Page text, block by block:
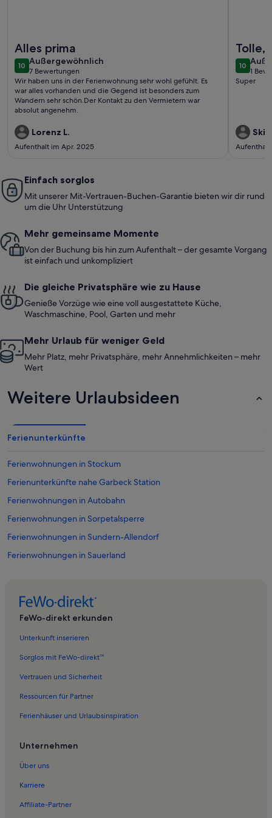
Alles prima
1010 von 10
Außergewöhnlich
außergewöhnlich
7 Bewertungen
(7
bewertungen)
Wir haben uns in der Ferienwohnung sehr wohl gefühlt. Es
war alles vorhanden und die Gegend ist besonders zum
Wandern sehr schön.Der Kontakt zu den Vermietern war
absolut angenehm.
Lorenz L.
Aufenthalt im Apr. 2025
Tolle,
1010 von
1
(1
Super
Aufenthalt
Einfach sorglos
Mit unserer Mit-Vertrauen-Buchen-Garantie bieten wir dir rund
um die Uhr Unterstützung
Mehr gemeinsame Momente
Von der Buchung bis hin zum Aufenthalt – der gesamte Vorgang
ist einfach und unkompliziert
Die gleiche Privatsphäre wie zu Hause
Genieße Vorzüge wie eine voll ausgestattete Küche,
Waschmaschine, Pool, Garten und mehr
Mehr Urlaub für weniger Geld
Mehr Platz, mehr Privatsphäre, mehr Annehmlichkeiten – mehr
Wert
Weitere Urlaubsideen
Ferienunterkünfte
Ferienwohnungen in Stockum
Ferienunterkünfte nahe Garbeck Station
Ferienwohnungen in Autobahn
Ferienwohnungen in Sorpetalsperre
Ferienwohnungen in Sundern-Allendorf
Ferienwohnungen in Sauerland
Ferienunterkünfte nahe Volkringhausen Station
Ferienwohnungen in Amecke
Ferienwohnungen in Schlah
Ferienwohnungen in Balve
FeWo-direkt erkunden
Unterkunft inserieren
Sorglos mit FeWo-direkt™
Vertrauen und Sicherheit
Ressourcen für Partner
Ferienhäuser und Urlaubsinspiration
Unternehmen
Über uns
Karriere
Affiliate-Partner